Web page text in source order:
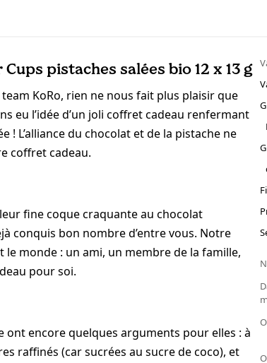
pistaches salées bio 12 x 13 g
KoRo, rien ne nous fait plus plaisir que
eu l’idée d’un joli coffret cadeau renfermant
! L’alliance du chocolat et de la pistache ne
coffret cadeau.
fine coque craquante au chocolat
conquis bon nombre d’entre vous. Notre
monde : un ami, un membre de la famille,
pour soi.
ont encore quelques arguments pour elles : à
raffinés (car sucrées au sucre de coco), et